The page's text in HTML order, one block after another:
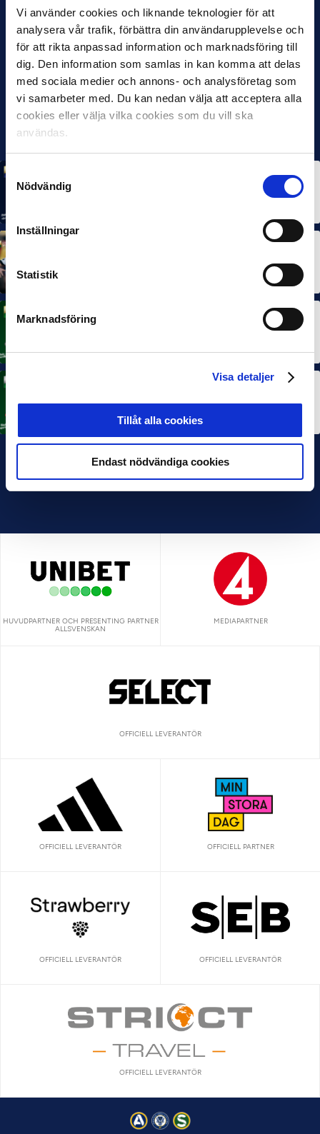
Vi använder cookies och liknande teknologier för att
analysera vår trafik, förbättra din användarupplevelse och
för att rikta anpassad information och marknadsföring till
dig. Den information som samlas in kan komma att delas
med sociala medier och annons- och analysföretag som
vi samarbeter med. Du kan nedan välja att acceptera alla
cookies eller välja vilka cookies som du vill ska
användas.
Samtyckesval
Nödvändig
Inställningar
Statistik
Marknadsföring
Visa detaljer
Tillåt alla cookies
Endast nödvändiga cookies
Rösta på Månadens Spelare & Tränare i juli
Dubbla Landskrona-priser när juni summeras
MÅNADENS SPELARE
Rösta på Månadens Tränare i juni
HUVUDPARTNER OCH PRESENTING PARTNER
ALLSVENSKAN
MEDIAPARTNER
OFFICIELL LEVERANTÖR
OFFICIELL LEVERANTÖR OFFICIELL PARTNER
OFFICIELL LEVERANTÖR OFFICIELL LEVERANTÖR
OFFICIELL LEVERANTÖR